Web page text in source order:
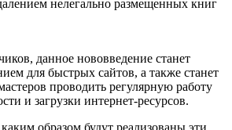
нелегально размещенных книг
данное нововведение станет
для быстрых сайтов, а также станет
проводить регулярную работу
и загрузки интернет-ресурсов.
образом будут реализованы эти